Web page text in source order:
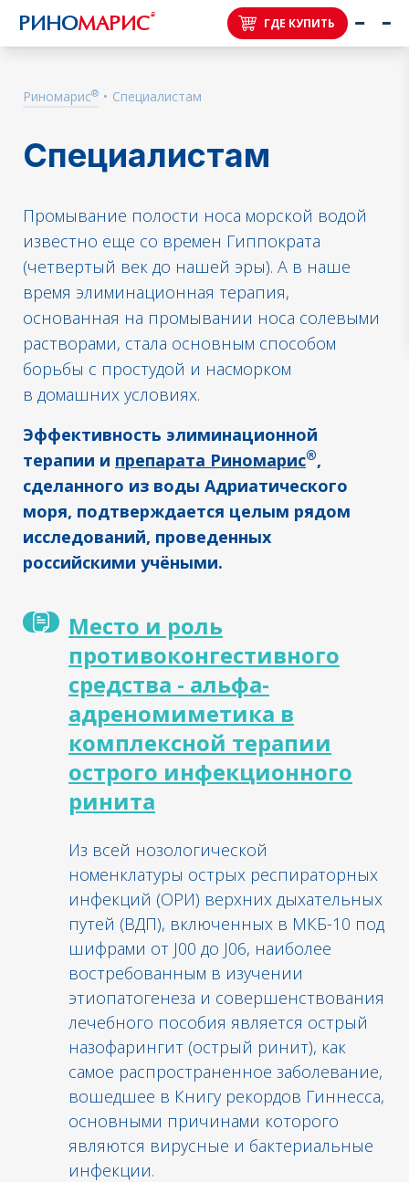
РИНОМАРИС®
ГДЕ КУПИТЬ
Риномарис® • Специалистам
Специалистам
Промывание полости носа морской водой
известно еще со времен Гиппократа
(четвертый век до нашей эры). А в наше
время элиминационная терапия,
основанная на промывании носа солевыми
растворами, стала основным способом
борьбы с простудой и насморком
в домашних условиях.
Эффективность элиминационной
терапии и препарата Риномарис®,
сделанного из воды Адриатического
моря, подтверждается целым рядом
исследований, проведенных
российскими учёными.
Место и роль
противоконгестивного
средства - альфа-
адреномиметика в
комплексной терапии
острого инфекционного
ринита
Из всей нозологической
номенклатуры острых респираторных
инфекций (ОРИ) верхних дыхательных
путей (ВДП), включенных в МКБ-10 под
шифрами от J00 до J06, наиболее
востребованным в изучении
этиопатогенеза и совершенствования
лечебного пособия является острый
назофарингит (острый ринит), как
самое распространенное заболевание,
вошедшее в Книгу рекордов Гиннесса,
основными причинами которого
являются вирусные и бактериальные
инфекции.